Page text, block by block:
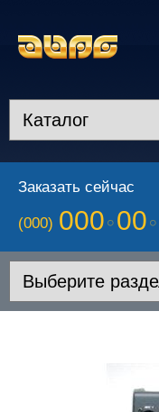
Заказать сейчас
(000) 000 00